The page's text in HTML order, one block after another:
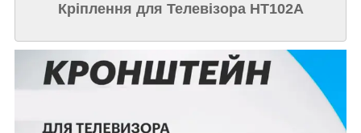
Кріплення для Телевізора HT102A